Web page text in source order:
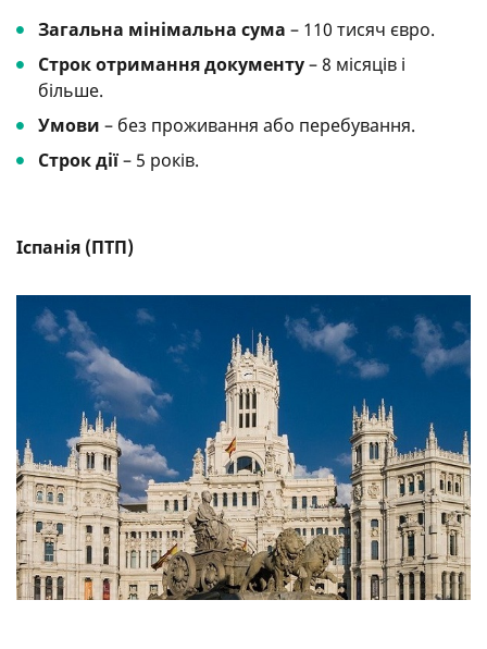
Загальна мінімальна сума – 110 тисяч євро.
Строк отримання документу– 8 місяців і
більше.
Умови – без проживання або перебування.
Строк дії– 5 років.
Іспанія (ПТП)